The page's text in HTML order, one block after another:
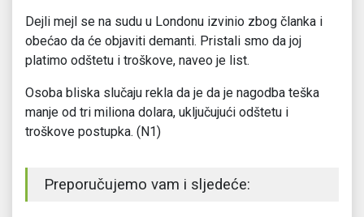
Dejli mejl se na sudu u Londonu izvinio zbog članka i
obećao da će objaviti demanti. Pristali smo da joj
platimo odštetu i troškove, naveo je list.
Osoba bliska slučaju rekla da je da je nagodba teška
manje od tri miliona dolara, uključujući odštetu i
troškove postupka. (N1)
Preporučujemo vam i sljedeće: